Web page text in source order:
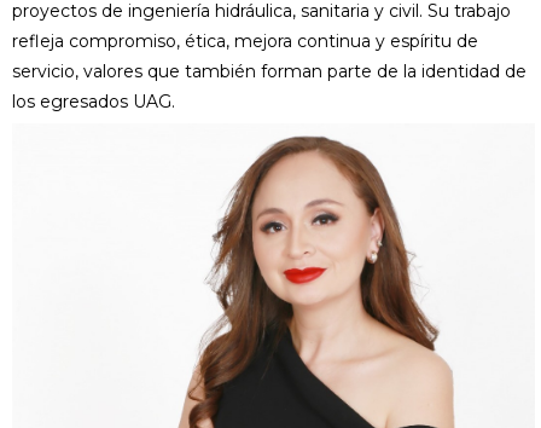
proyectos de ingeniería hidráulica, sanitaria y civil. Su trabajo
refleja compromiso, ética, mejora continua y espíritu de
servicio, valores que también forman parte de la identidad de
los egresados UAG.